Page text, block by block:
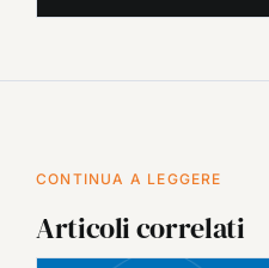
CONTINUA A LEGGERE
Articoli correlati